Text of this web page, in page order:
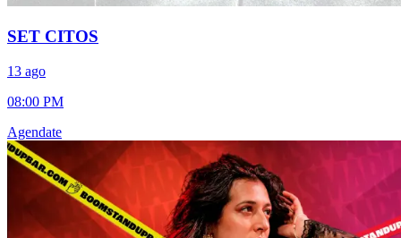
SET CITOS
13 ago
08:00 PM
Agendate